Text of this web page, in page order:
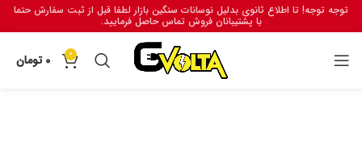
توجه توجه! تا اطلاع ثانوی بدلیل نوسانات سنگین بازار لطفا قبل از ثبت سفارش حتما
با پشتیبانان فروش تماس حاصل فرمایید.
0
0 تومان